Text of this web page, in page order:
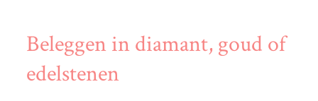
Beleggen in diamant, goud of
edelstenen